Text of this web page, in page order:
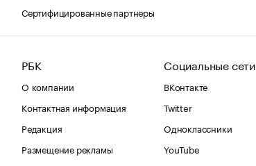
Сертифицированные партнеры
РБК
О компании
Контактная информация
Редакция
Размещение рекламы
Социальные сети
ВКонтакте
Twitter
Одноклассники
YouTube